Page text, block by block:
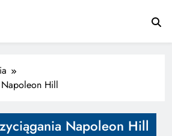
Życiu
Hill
Napoleon Hill